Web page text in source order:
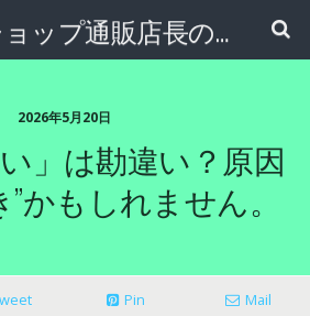
テニスショップ通販店長のブログ＠テニスショップLAFINO 西山克久
2026年5月20日
」は勘違い？原因
かもしれません。
Pin Mail